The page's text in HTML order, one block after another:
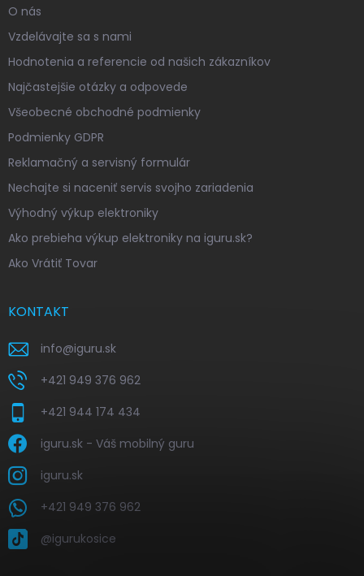
O nás
Vzdelávajte sa s nami
Hodnotenia a referencie od našich zákazníkov
Najčastejšie otázky a odpovede
Všeobecné obchodné podmienky
Podmienky GDPR
Reklamačný a servisný formulár
Nechajte si naceniť servis svojho zariadenia
Výhodný výkup elektroniky
Ako prebieha výkup elektroniky na iguru.sk?
Ako Vrátiť Tovar
KONTAKT
info@iguru.sk
+421 949 376 962
+421 944 174 434
iguru.sk - Váš mobilný guru
iguru.sk
+421 949 376 962
@igurukosice